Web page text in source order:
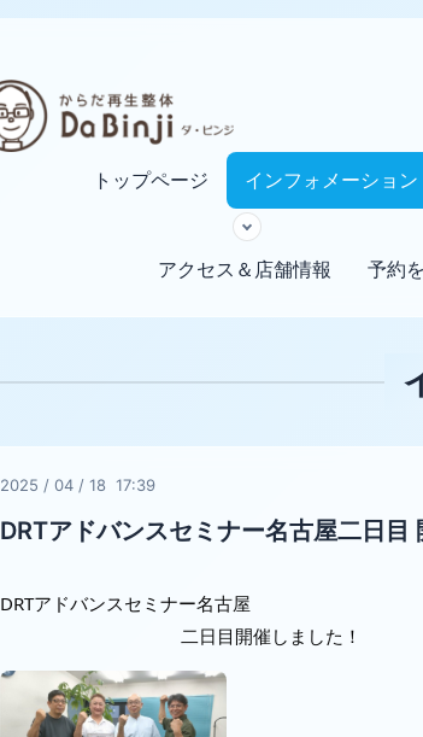
トップページ インフォメーション
アクセス＆店舗情報 予約
2025 / 04 / 18 17:39
DRTアドバンスセミナー名古屋二日目
DRTアドバンスセミナー名古屋
二日目開催しました！